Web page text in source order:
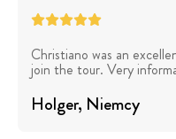
Christiano was an
join the tour. Very
Holger, Niemcy